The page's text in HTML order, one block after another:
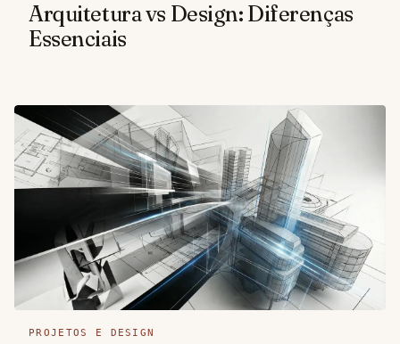
Arquitetura vs Design: Diferenças
Essenciais
PROJETOS E DESIGN